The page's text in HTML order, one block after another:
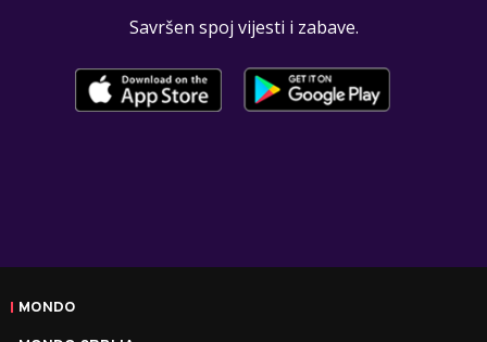
Savršen spoj vijesti i zabave.
MONDO